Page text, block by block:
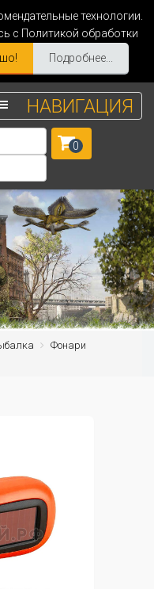
технологии.
с Политикой обработки
Подробнее...
НАВИГАЦИЯ
0
Фонари